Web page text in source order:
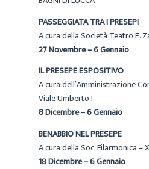
PASSEGGIATA TRA I PRESEPI
A cura della Società Teatro E.
27 Novembre – 6 Gennaio
IL PRESEPE ESPOSITIVO
A cura dell’Amministrazione
Viale Umberto I
8 Dicembre – 6 Gennaio
BENABBIO NEL PRESEPE
A cura della Soc. Filarmonica –
18 Dicembre – 6 Gennaio